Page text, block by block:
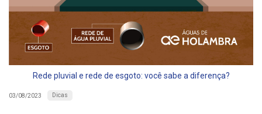
Rede pluvial e rede de esgoto: você sabe a diferença?
03/08/2023 Dicas